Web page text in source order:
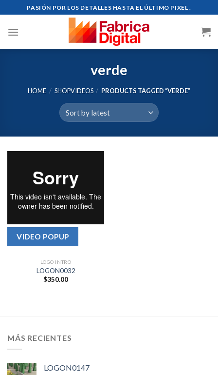
to
content
PASIÓN POR LOS DETALLES HASTA EL ÚLTIMO PIXEL .
verde
HOME / SHOPVIDEOS / PRODUCTS TAGGED “VERDE”
VIDEO POPUP
LOGO INTRO
LOGON0032
$350.00
MÁS RECIENTES
LOGON0147